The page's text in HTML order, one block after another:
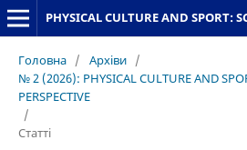
PHYSICAL CULTURE AND SPORT:
Головна / Архіви /
№ 2 (2026): PHYSICAL CULTURE AND
PERSPECTIVE
/
Статті